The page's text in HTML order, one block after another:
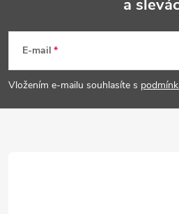
p
a
a
E-mail
Vložením e-mailu souhlasíte s